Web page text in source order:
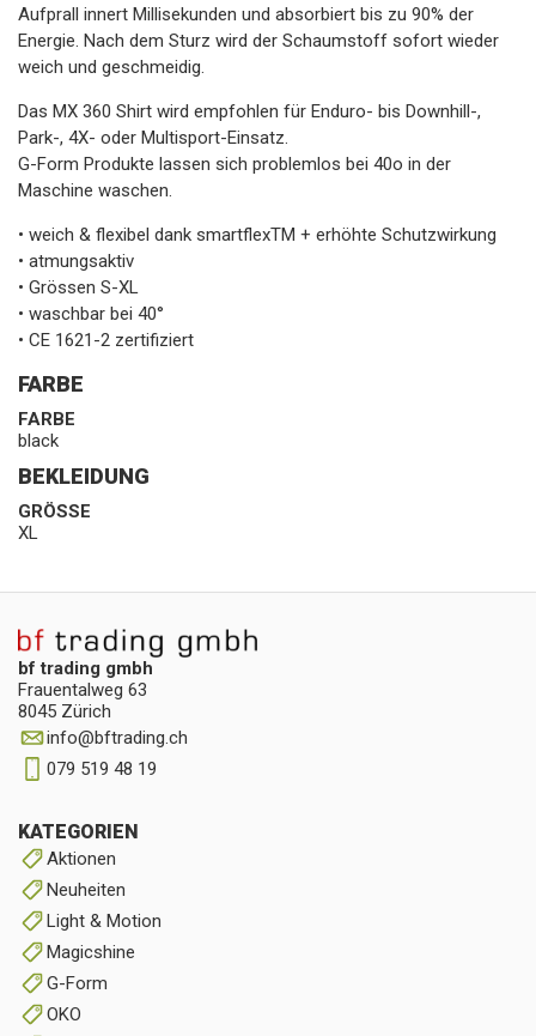
Aufprall innert Millisekunden und absorbiert bis zu 90% der
Energie. Nach dem Sturz wird der Schaumstoff sofort wieder
weich und geschmeidig.
Das MX 360 Shirt wird empfohlen für Enduro- bis Downhill-,
Park-, 4X- oder Multisport-Einsatz.
G-Form Produkte lassen sich problemlos bei 40o in der
Maschine waschen.
• weich & flexibel dank smartflexTM + erhöhte Schutzwirkung
• atmungsaktiv
• Grössen S-XL
• waschbar bei 40°
• CE 1621-2 zertifiziert
FARBE
FARBE
black
BEKLEIDUNG
GRÖSSE
XL
bf trading gmbh
Frauentalweg 63
8045 Zürich
info@bftrading.ch
079 519 48 19
KATEGORIEN
Aktionen
Neuheiten
Light & Motion
Magicshine
G-Form
OKO